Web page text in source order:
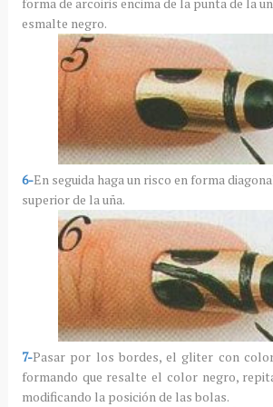
forma de arcoiris encima de la punta de la
esmalte negro.
6-En seguida haga un risco en forma
superior de la uña.
7-Pasar por los bordes, el gliter con
formando que resalte el color negro,
modificando la posición de las bolas.